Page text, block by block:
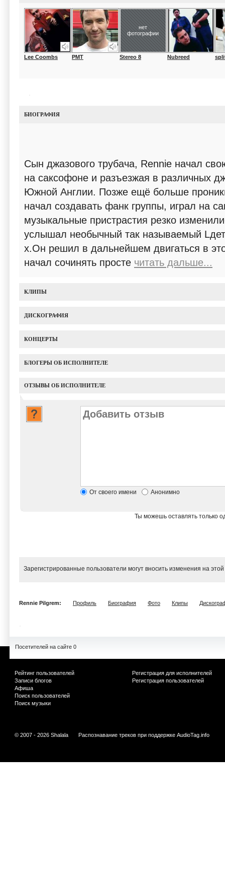
Lee Coombs PMT
нет
фотографии
Stereo 8 Nubreed
БИОГРАФИЯ
Сын джазового трубача, Rennie начал
на саксофоне и разъезжая в различных
Южной Англии. Позже ещё больше
начал создавать фанк группы, играл на
музыкальные пристрастия резко
услышал необычный так называемый
х.Он решил в дальнейшем двигаться в
начал сочинять просте читать дальше...
КЛИПЫ
ДИСКОГРАФИЯ
КОНЦЕРТЫ
БЛОГЕРЫ ОБ ИСПОЛНИТЕЛЕ
ОТЗЫВЫ ОБ ИСПОЛНИТЕЛЕ
От своего имени Анонимно
Ты можешь оставлять только
Зарегистрированные пользователи могут вносить изменения на
Rennie Pilgrem: Профиль Биография Фото Клипы
Посетителей на сайте 0
Рейтинг пользователей
Записи блогов
Афиша
Поиск пользователей
Поиск музыки
Регистрация для исполнителей
Регистрация пользователей
© 2007 - 2026 Shalala Распознавание треков при поддержке AudioTag.info